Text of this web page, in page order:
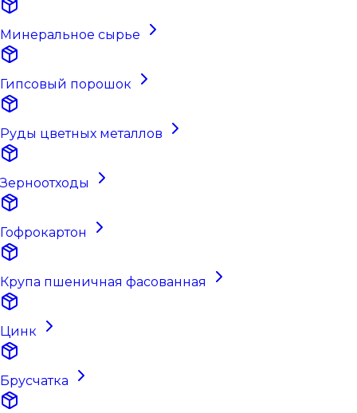
Минеральное сырье
Гипсовый порошок
Руды цветных металлов
Зерноотходы
Гофрокартон
Крупа пшеничная фасованная
Цинк
Брусчатка